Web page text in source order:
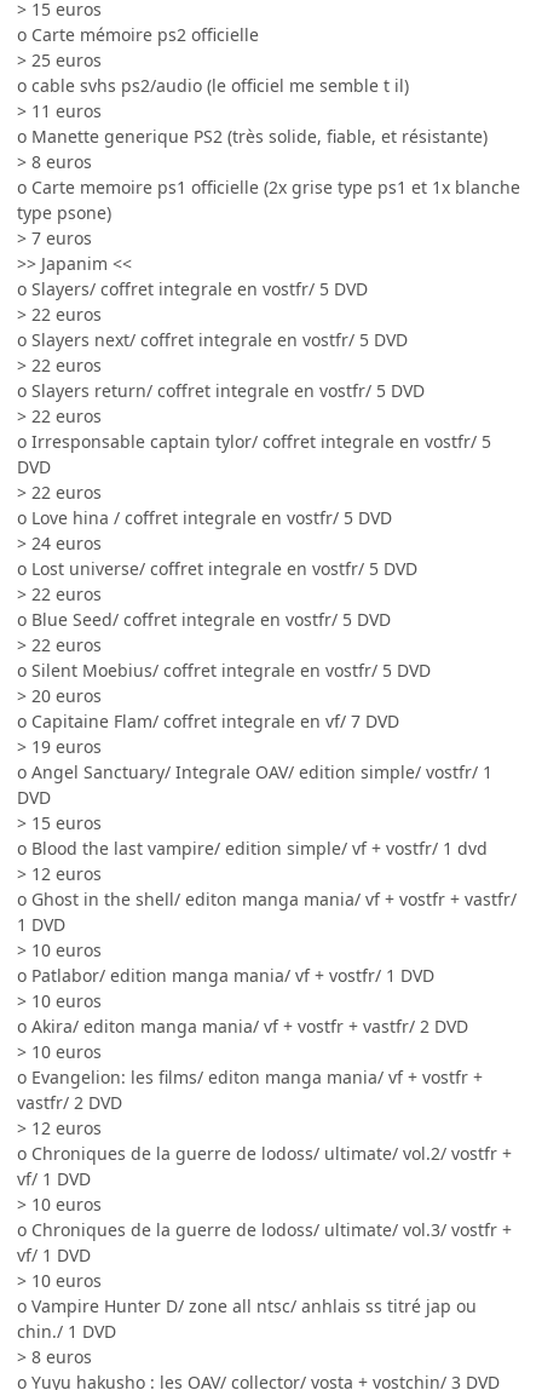
> 15 euros
o Carte mémoire ps2 officielle
> 25 euros
o cable svhs ps2/audio (le officiel me semble t il)
> 11 euros
o Manette generique PS2 (très solide, fiable, et résistante)
> 8 euros
o Carte memoire ps1 officielle (2x grise type ps1 et 1x blanche
type psone)
> 7 euros
>> Japanim <<
o Slayers/ coffret integrale en vostfr/ 5 DVD
> 22 euros
o Slayers next/ coffret integrale en vostfr/ 5 DVD
> 22 euros
o Slayers return/ coffret integrale en vostfr/ 5 DVD
> 22 euros
o Irresponsable captain tylor/ coffret integrale en vostfr/ 5
DVD
> 22 euros
o Love hina / coffret integrale en vostfr/ 5 DVD
> 24 euros
o Lost universe/ coffret integrale en vostfr/ 5 DVD
> 22 euros
o Blue Seed/ coffret integrale en vostfr/ 5 DVD
> 22 euros
o Silent Moebius/ coffret integrale en vostfr/ 5 DVD
> 20 euros
o Capitaine Flam/ coffret integrale en vf/ 7 DVD
> 19 euros
o Angel Sanctuary/ Integrale OAV/ edition simple/ vostfr/ 1
DVD
> 15 euros
o Blood the last vampire/ edition simple/ vf + vostfr/ 1 dvd
> 12 euros
o Ghost in the shell/ editon manga mania/ vf + vostfr + vastfr/
1 DVD
> 10 euros
o Patlabor/ edition manga mania/ vf + vostfr/ 1 DVD
> 10 euros
o Akira/ editon manga mania/ vf + vostfr + vastfr/ 2 DVD
> 10 euros
o Evangelion: les films/ editon manga mania/ vf + vostfr +
vastfr/ 2 DVD
> 12 euros
o Chroniques de la guerre de lodoss/ ultimate/ vol.2/ vostfr +
vf/ 1 DVD
> 10 euros
o Chroniques de la guerre de lodoss/ ultimate/ vol.3/ vostfr +
vf/ 1 DVD
> 10 euros
o Vampire Hunter D/ zone all ntsc/ anhlais ss titré jap ou
chin./ 1 DVD
> 8 euros
o Yuyu hakusho : les OAV/ collector/ vosta + vostchin/ 3 DVD